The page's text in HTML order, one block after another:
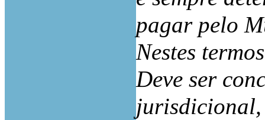
pagar pelo
Nestes
Deve ser
jurisdicional,